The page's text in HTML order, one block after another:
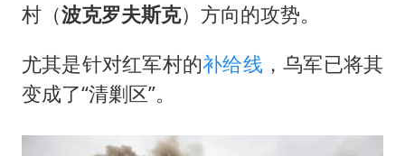
美股存储板块集体大跌
中巨芯：上半年归母净利润1405.77万元
村（波克罗夫斯克）方向的攻势。
尤其是针对红军村的补给线 ，乌军已将其
变成了“清剿区”。